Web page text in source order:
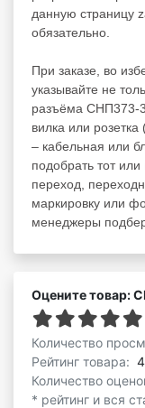
данную страницу
обязательно.
При заказе, во
указывайте не
разъёма СНП373-
вилка или
– кабельная или
подобрать тот
переход,
маркировку или
менеджеры
Оцените товар:
Количество
Рейтинг товара:
Количество
* рейтинг и вся